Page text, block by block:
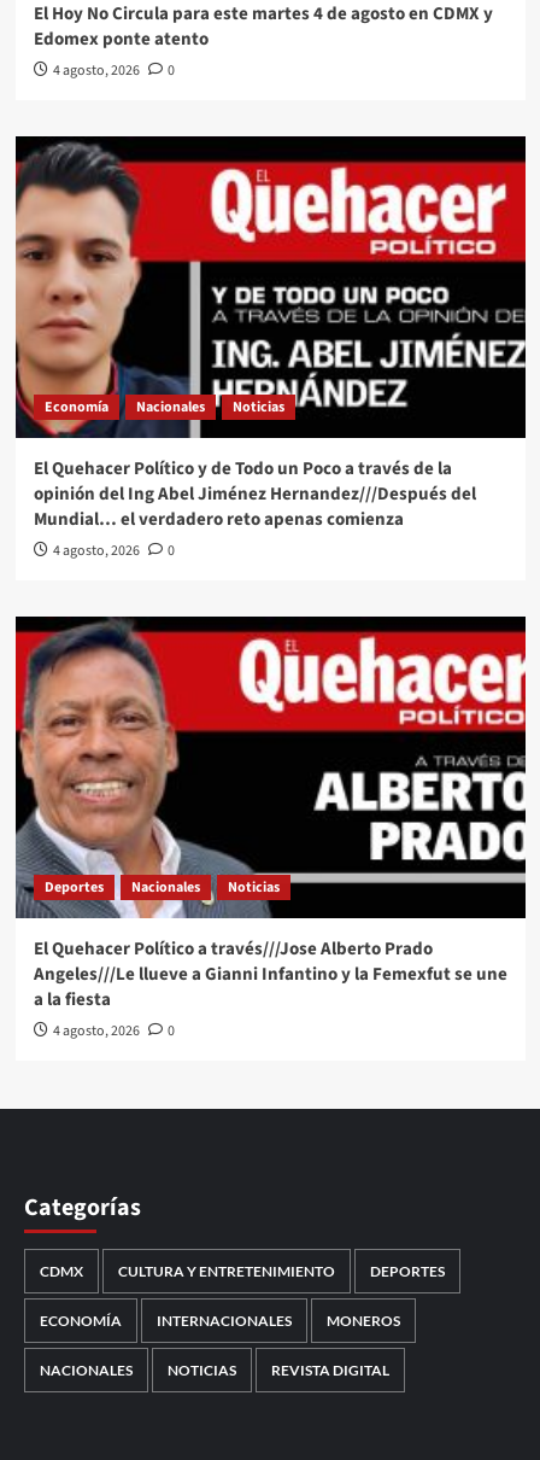
El Hoy No Circula para este martes 4 de agosto en CDMX y
Edomex ponte atento
4 agosto, 2026 0
Economía Nacionales Noticias
El Quehacer Político y de Todo un Poco a través de la
opinión del Ing Abel Jiménez Hernandez///Después del
Mundial… el verdadero reto apenas comienza
4 agosto, 2026 0
Deportes Nacionales Noticias
El Quehacer Político a través///Jose Alberto Prado
Angeles///Le llueve a Gianni Infantino y la Femexfut se une
a la fiesta
4 agosto, 2026 0
Categorías
CDMX CULTURA Y ENTRETENIMIENTO DEPORTES
ECONOMÍA INTERNACIONALES MONEROS
NACIONALES NOTICIAS REVISTA DIGITAL